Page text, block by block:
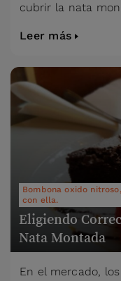
cubrir la nata
Leer más
Bombona oxido
con ella.
Eligiendo
Nata Montada
En el mercado,